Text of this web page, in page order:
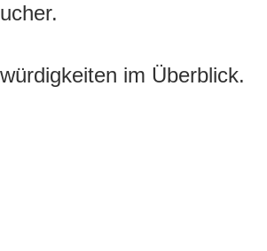
im Überblick.